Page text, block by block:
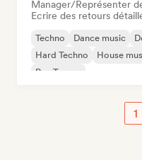
Manager/Représenter
Ecrire des retours
Techno Dance music
Hard Techno
House
Psy-Trance
1